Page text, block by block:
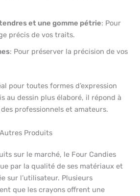
et une gomme pétrie: Pour
précis de vos traits.
: Pour préserver la précision de vos
pour toutes formes d’expression
au dessin plus élaboré, il répond à
professionnels et amateurs.
Produits
sur le marché, le Four Candies
par la qualité de ses matériaux et
sur l’utilisateur. Plusieurs
que les crayons offrent une